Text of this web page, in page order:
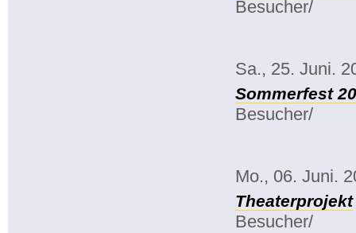
Besucher/
Sa., 25. Juni.
Sommerfest
Besucher/
Mo., 06. Juni.
Theaterprojekt
Besucher/